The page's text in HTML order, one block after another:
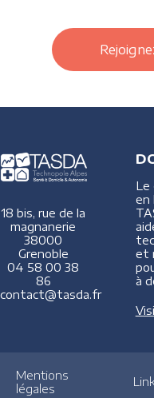
18 bis, rue de la
magnanerie
38000
Grenoble
04 58 00 38
86
contact@tasda.fr
Le
en
et
à
Mentions
légales